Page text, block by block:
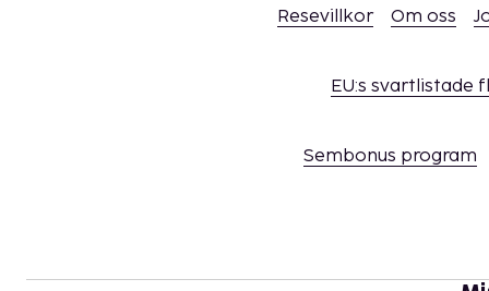
Resevillkor Om oss
EU:s svartlistade
Sembonus program